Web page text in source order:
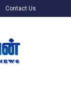
Contact Us